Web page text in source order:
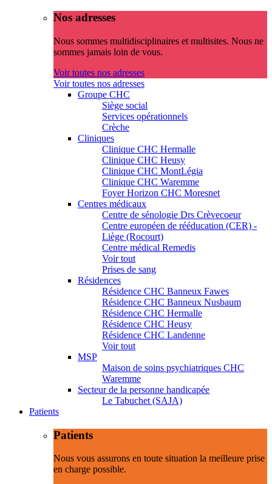
Nos adresses
Nous sommes multidisciplinaires et multisites. Nous ne
sommes jamais loin de vous.
Voir toutes nos adresses
Voir toutes nos adresses
Groupe CHC
Siège social
Services opérationnels
Crèche
Cliniques
Clinique CHC Hermalle
Clinique CHC Heusy
Clinique CHC MontLégia
Clinique CHC Waremme
Foyer Horizon CHC Moresnet
Centres médicaux
Centre de sénologie Drs Crèvecoeur
Centre européen de rééducation (CER) -
Liège (Rocourt)
Centre médical Remedis
Voir tout
Prises de sang
Résidences
Résidence CHC Banneux Fawes
Résidence CHC Banneux Nusbaum
Résidence CHC Hermalle
Résidence CHC Heusy
Résidence CHC Landenne
Voir tout
MSP
Maison de soins psychiatriques CHC
Waremme
Secteur de la personne handicapée
Le Tabuchet (SAJA)
Patients
Patients
Nous vous assurons en toute situation la meilleure prise
en charge possible.